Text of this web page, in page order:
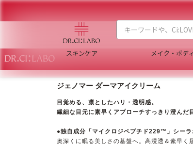
スキンケア メイク・ボデ
ジェノマー ダーマアイクリーム
目覚める、凛としたハリ・透明感。
繊細な目元に素早くアプローチ​すっきり澄んだ
●独自成分「マイクロジペプチド229™」シーラ
奥深くに眠る美しさの基盤へ。高浸透＆素早く